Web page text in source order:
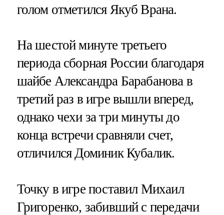
голом отметился Якуб Врана.
На шестой минуте третьего
периода сборная России благодаря
шайбе Александра Барабанова в
третий раз в игре вышли вперед,
однако чехи за три минуты до
конца встречи сравняли счет,
отличился Доминик Кубалик.
Точку в игре поставил Михаил
Григоренко, забивший с передачи